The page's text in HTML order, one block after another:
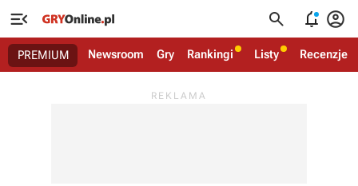
   
PREMIUM Newsroom Gry Rankingi Listy Recenzje